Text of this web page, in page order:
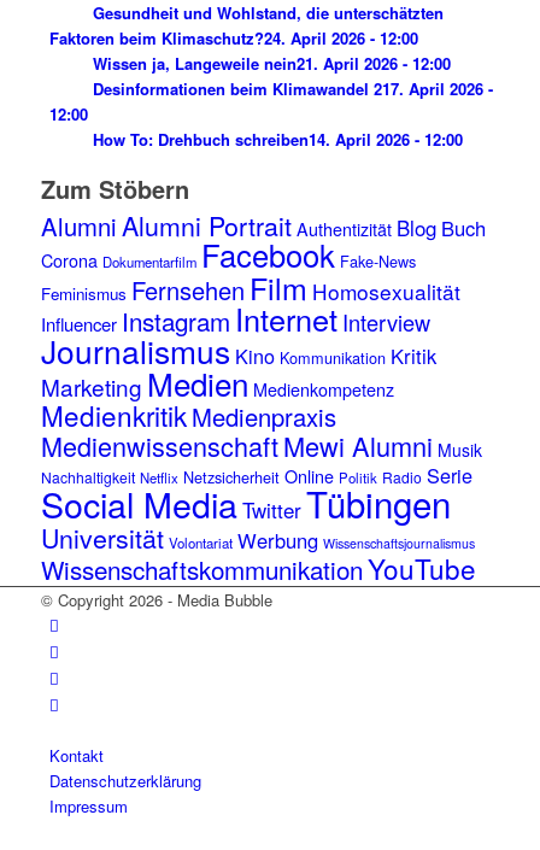
Gesundheit und Wohlstand, die unterschätzten
Faktoren beim Klimaschutz?24. April 2026 - 12:00
Wissen ja, Langeweile nein21. April 2026 - 12:00
Desinformationen beim Klimawandel 217. April 2026 -
12:00
How To: Drehbuch schreiben14. April 2026 - 12:00
Zum Stöbern
AlumniAlumni Portrait Authentizität Blog Buch
Corona Dokumentarfilm Facebook Fake-News
Feminismus Fernsehen Film Homosexualität
Influencer Instagram Internet Interview
Journalismus Kino Kommunikation Kritik
Marketing Medien Medienkompetenz
MedienkritikMedienpraxis
MedienwissenschaftMewi Alumni Musik
Nachhaltigkeit Netflix Netzsicherheit Online Politik Radio Serie
Social MediaTwitterTübingen
Universität Volontariat Werbung Wissenschaftsjournalismus
WissenschaftskommunikationYouTube
© Copyright 2026 - Media Bubble
Kontakt
Datenschutzerklärung
Impressum